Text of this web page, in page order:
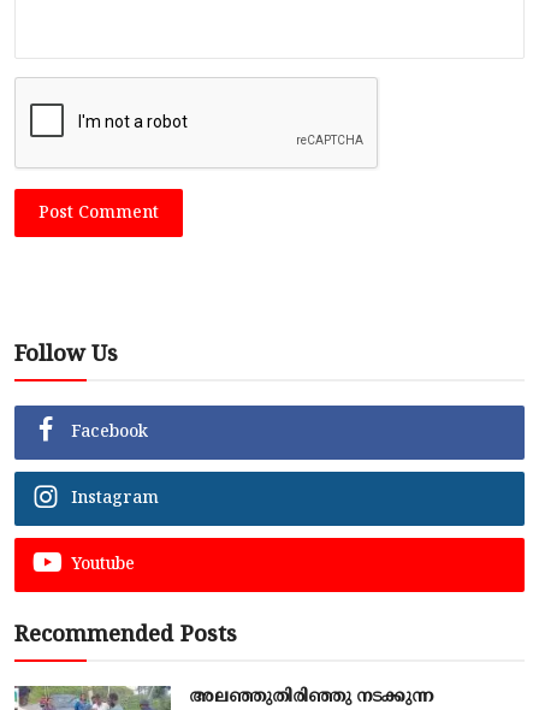
Post Comment
Follow Us
Facebook
Instagram
Youtube
Recommended Posts
അലഞ്ഞുതിരിഞ്ഞു നടക്കുന്ന